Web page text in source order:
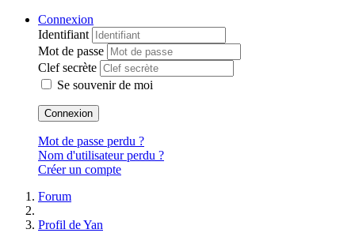
Connexion
Identifiant
Mot de passe
Clef secrète
Se souvenir de moi
Connexion
Mot de passe perdu ?
Nom d'utilisateur perdu ?
Créer un compte
Forum
Profil de Yan